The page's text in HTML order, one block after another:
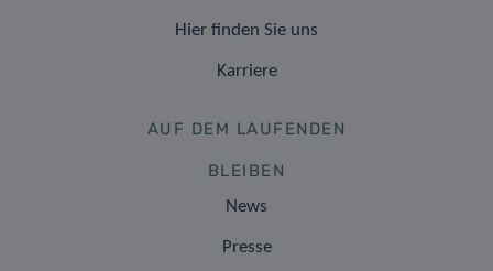
Hier finden Sie uns
Karriere
AUF DEM LAUFENDEN
BLEIBEN
News
Presse